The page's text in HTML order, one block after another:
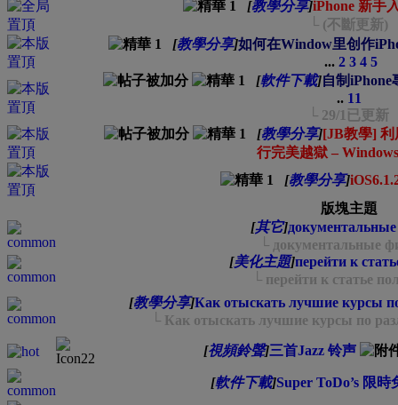
[教學分享]iPhone 新手
└ (不斷更新)
[教學分享]如何在Window里创作
... 2 3 4 5
[軟件下載]自制iPhone
.. 11
└ 29/1已更新
[教學分享][JB教學] 利
行完美越獄 –
[教學分享]
版塊主題
[其它]
└ документальные
[美化主題]перейти к
└ перейти к статье
[教學分享]Как отыскать лучшие курсы
└ Как отыскать лучшие курсы по
[視頻鈴聲]三首Jazz 铃声
[軟件下載]Super ToDo’s 限時